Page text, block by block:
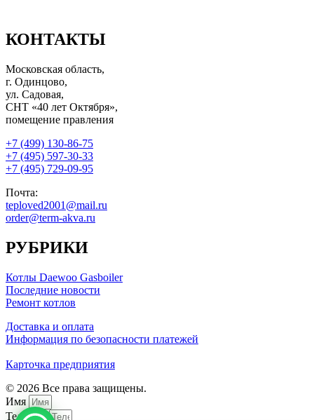
КОНТАКТЫ
Московская область,
г. Одинцово,
ул. Садовая,
СНТ «40 лет Октября»,
помещение правления
+7 (499) 130-86-75
+7 (495) 597-30-33
+7 (495) 729-09-95
Почта:
teploved2001@mail.ru
order@term-akva.ru
РУБРИКИ
Котлы Daewoo Gasboiler
Последние новости
Ремонт котлов
Доставка и оплата
Информация по безопасности платежей
Карточка предприятия
© 2026 Все права защищены.
Имя
Телефон